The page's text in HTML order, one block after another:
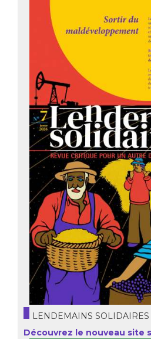
LENDEMAINS
Découvrez le nouveau site